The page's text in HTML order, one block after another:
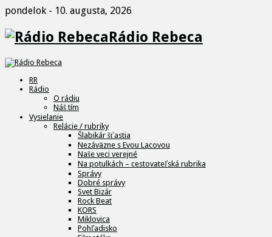
pondelok - 10. augusta, 2026
Rádio Rebeca
RR
Rádio
O rádiu
Náš tím
Vysielanie
Relácie / rubriky
Šlabikár šťastia
Nezáväzne s Evou Lacovou
Naše veci verejné
Na potulkách – cestovateľská rubrika
Správy
Dobré správy
Svet Bizár
Rock Beat
KORS
Miklovica
Pohľadisko